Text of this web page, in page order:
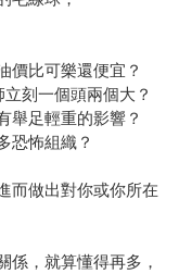
價比可樂還便宜？
刻一個頭兩個大？
舉足輕重的影響？
恐怖組織？
而做出對你或你所在
係，就算懂得再多，